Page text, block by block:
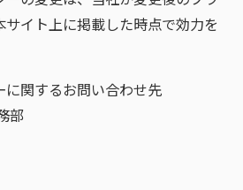
イト上に掲載した時点で効力を
に関するお問い合わせ先
部